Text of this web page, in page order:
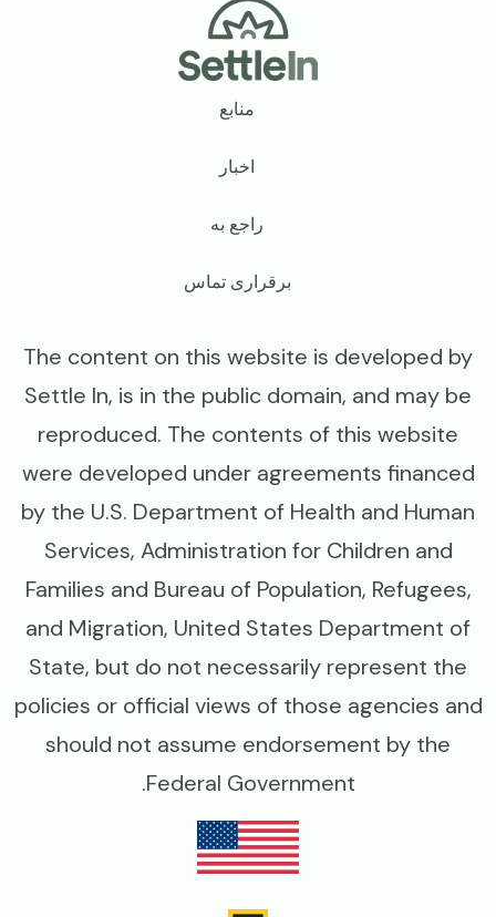
منابع
اخبار
راجع به
برقراری تماس
The content on this website is developed by
Settle In, is in the public domain, and may be
reproduced. The contents of this website
were developed under agreements financed
by the U.S. Department of Health and Human
Services, Administration for Children and
Families and Bureau of Population, Refugees,
and Migration, United States Department of
State, but do not necessarily represent the
policies or official views of those agencies and
should not assume endorsement by the
Federal Government.